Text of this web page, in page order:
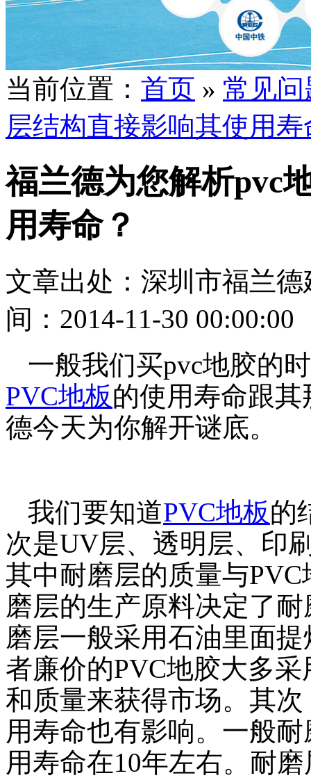
当前位置： 首页 » 常见问
层结构直接影响其使用寿
福兰德为您解析pvc
用寿命？
文章出处：深圳市福兰
间：2014-11-30 00:00:00
一般我们买pvc地胶的
PVC地板的使用寿命跟
德今天为你解开谜底。
我们要知道PVC地板的
次是UV层、透明层、印
其中耐磨层的质量与
磨层的生产原料决定了
磨层一般采用石油里面
者廉价的PVC地胶大多
和质量来获得市场。其
用寿命也有影响。一般
用寿命在10年左右。耐